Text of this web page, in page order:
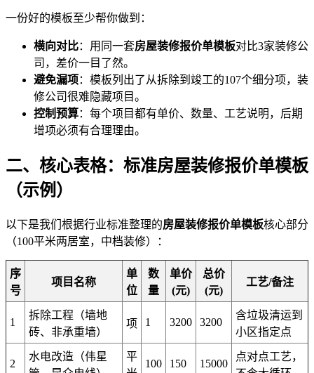
一份好的模板至少帮你做到：
横向对比：用同一套房屋装修报价单模板对比3家装修公
司，差价一目了然。
避免漏项 ：模板列出了从拆除到竣工的107个细分项，装
修公司很难隐藏项目。
控制预算：每个项目都有单价、数量、工艺说明，后期
增项必须有合理理由。
二、核心表格：标准房屋装修报价单模板
（示例）
以下是我们根据行业标准整理的房屋装修报价单模板核心部分
（100平米两居室，中档装修）：
序
号
项目名称
单
位
数
量
单价
(元)
总价
(元)
工艺/备注
1
拆除工程（墙地
砖、非承重墙）
项 1 3200 3200
含垃圾清运到
小区指定点
2
水电改造（伟星
平
100 150 15000
点对点工艺，